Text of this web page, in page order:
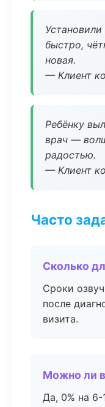
быстро,
новая.
— Клиент
Ребёнку
врач —
радостью.
— Клиент
Часто
Сколько
Сроки
после
визита.
Можно ли
Да, 0% на 6-